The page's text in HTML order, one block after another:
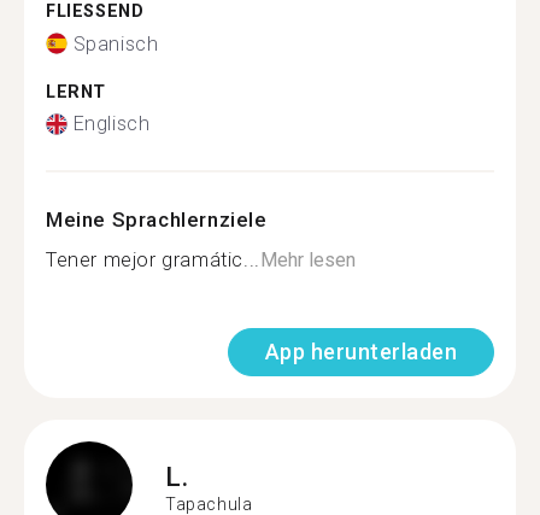
FLIESSEND
Spanisch
LERNT
Englisch
Meine Sprachlernziele
Tener mejor gramátic...Mehr lesen
App herunterladen
L.
Tapachula